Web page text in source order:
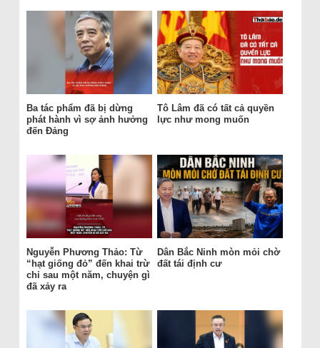
Ba tác phẩm đã bị dừng
phát hành vì sợ ảnh hưởng
đến Đảng
Tô Lâm đã có tất cả quyền
lực như mong muốn
Nguyễn Phương Thảo: Từ
“hạt giống đỏ” đến khai trừ
chỉ sau một năm, chuyện gì
đã xảy ra
Dân Bắc Ninh mòn mỏi chờ
đất tái định cư